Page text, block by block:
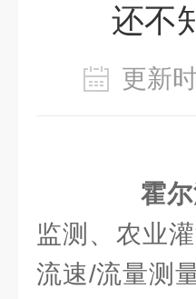
还不
更新
霍
监测、农业
流速/流量测